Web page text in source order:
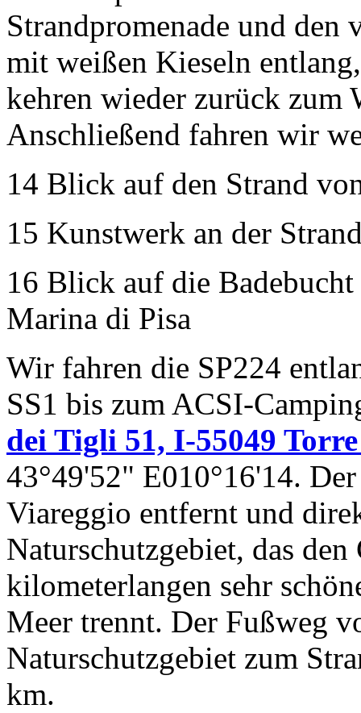
Strandpromenade und den
mit weißen Kieseln
kehren wieder zurück zum
Anschließend fahren wir
14 Blick auf den Strand
15 Kunstwerk an der
16 Blick auf die
Marina di Pisa
Wir fahren die SP224
SS1 bis zum ACSI-
dei Tigli 51, I-55049
43°49'52" E010°16'14.
Viareggio entfernt und
Naturschutzgebiet, das
kilometerlangen sehr
Meer trennt. Der Fußweg
Naturschutzgebiet zum
km.